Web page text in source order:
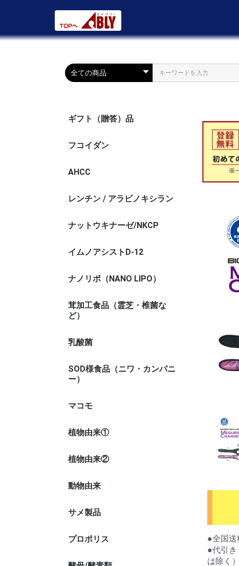
ギフト（贈答）品
フコイダン
AHCC
レンチン / アラビノキシラン
ナットウキナーゼ/NKCP
イムノアシストD-12
ナノリポ（NANO LIPO）
茸加工食品（霊芝・椎菌な
ど）
乳酸菌 ビオネ（
ダイヤキン
ラブレ菌
SOD様食品（ニワ・カンパニ
ー）
ニワナ
ルイボス
マコモ
植物由来① タヒボNFD
五葉の松
垂盆草エキ
梅肉エキス
じゃばら
サラシア
その他の植
植物由来② アルギン酸
シーベリー
紫イペ
ウロリチン
ペルシャザ
ゴーヤー
月見草油
アッケシ
ブルーベ
動物由来
サメ製品
プロポリス
●全国送
●代引き
は除く）